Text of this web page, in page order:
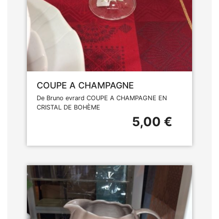
COUPE A CHAMPAGNE
De Bruno evrard COUPE A CHAMPAGNE EN
CRISTAL DE BOHÈME
5,00 €